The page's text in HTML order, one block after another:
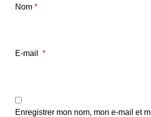
Nom *
E-mail *
Enregistrer mon nom, mon e-mail et